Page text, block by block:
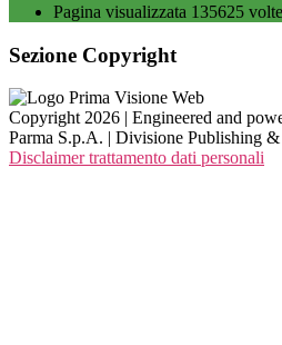
Pagina visualizzata 135625 volte
Sezione Copyright
Copyright 2026 | Engineered and
Parma S.p.A. | Divisione Publishing
Disclaimer trattamento dati personali